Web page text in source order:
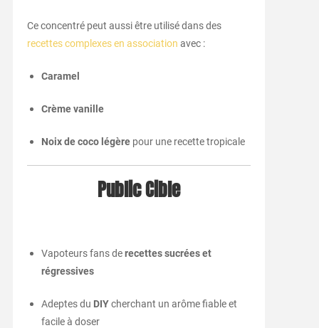
Ce concentré peut aussi être utilisé dans des
recettes complexes en association avec :
Caramel
Crème vanille
Noix de coco légèrepour une recette tropicale
Public Cible
Vapoteurs fans derecettes sucrées et
régressives
Adeptes du DIYcherchant un arôme fiable et
facile à doser